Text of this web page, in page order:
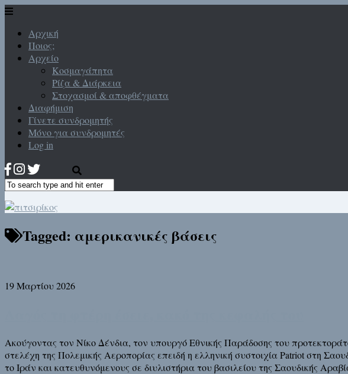
Αρχική
Ποιος;
Αρχείο
Κοσμαγάπητα
Ρίζα & Διάρκεια
Στοχασμοί & αποφθέγματα
Διαφήμιση
Γίνετε συνδρομητής
Μόνο για συνδρομητές
Log in
Tagged: αμερικανικές βάσεις
19 Μαρτίου 2026
Ακούγοντας τον Νίκο Δένδια, τον υπουργό Εθνικής Παράδοσης του
στελέχη της Πολεμικής Αεροπορίας επειδή η ελληνική συστοιχία Patriot στη
το Ιράν και κατευθυνόμενους σε διυλιστήρια του βασιλείου της Σαουδικής